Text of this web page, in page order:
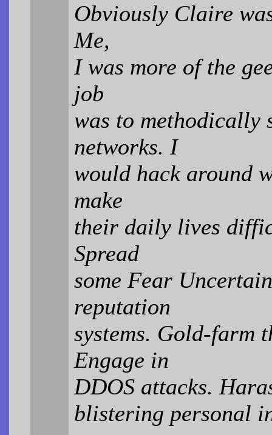
Obviously Claire
Me,
I was more of the
job
was to methodically
networks. I
would hack around
make
their daily lives
Spread
some Fear
reputation
systems. Gold-farm
Engage in
DDOS attacks.
blistering personal